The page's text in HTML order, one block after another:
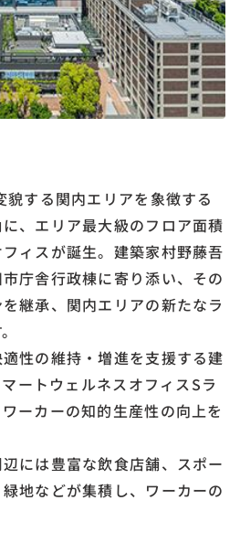
する関内エリアを象徴する
、エリア最大級のフロア面積
ィスが誕生。建築家村野藤吾
庁舎行政棟に寄り添い、その
継承、関内エリアの新たなラ
性の維持・増進を支援する建
ートウェルネスオフィスSラ
ーカーの知的生産性の向上を
には豊富な飲食店舗、スポー
地などが集積し、ワーカーの